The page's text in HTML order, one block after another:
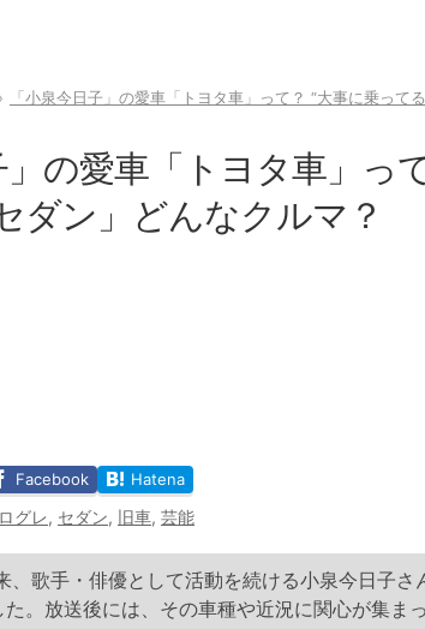
「小泉今日子」の愛車「トヨタ車」って？ “大事に乗って
」の愛車「トヨタ車」っ
ダン」どんなクルマ？
Facebook Hatena
グレ, セダン, 旧車, 芸能
、歌手・俳優として活動を続ける小泉今日子さ
。放送後には、その車種や近況に関心が集まっ